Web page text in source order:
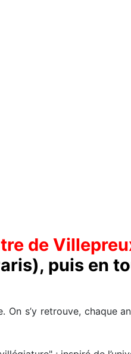
de
puis en
s’y retrouve, chaque